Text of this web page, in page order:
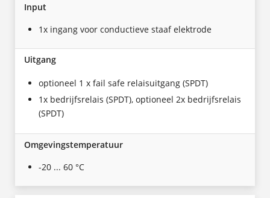
Input
1x ingang voor conductieve staaf elektrode
Uitgang
optioneel 1 x fail safe relaisuitgang (SPDT)
1x bedrijfsrelais (SPDT), optioneel 2x bedrijfsrelais
(SPDT)
Omgevingstemperatuur
-20 ... 60 °C